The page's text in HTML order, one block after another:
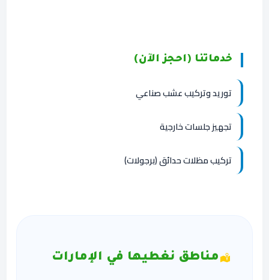
خدماتنا (احجز الآن)
توريد وتركيب عشب صناعي
تجهيز جلسات خارجية
تركيب مظلات حدائق (برجولات)
مناطق نغطيها في الإمارات